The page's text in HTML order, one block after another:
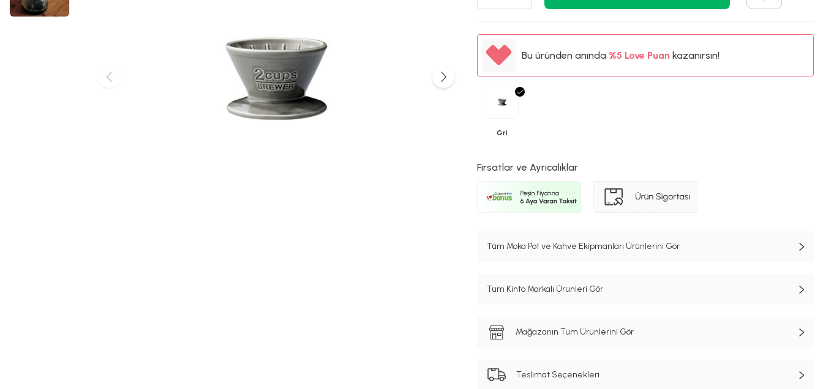
Bu üründen anında %5
%5
Love Puan kazanırsın!
Gri
Fırsatlar ve Ayrıcalıklar
Tüm Moka Pot ve Kahve Ekipmanları Ürünlerini Gör
Tüm Kinto Markalı Ürünleri Gör
Mağazanın Tüm Ürünlerini Gör
Teslimat Seçenekleri